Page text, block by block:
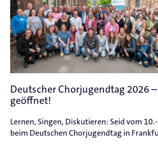
Deutscher Chorjugendtag 2026
geöffnet!
Lernen, Singen, Diskutieren: Seid vom
beim Deutschen Chorjugendtag in